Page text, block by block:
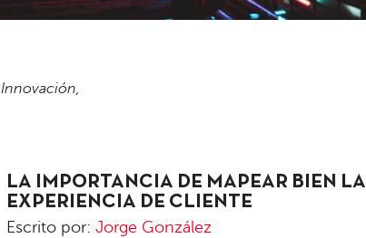
Innovación,
LA IMPORTANCIA DE MAPEAR BIEN LA
EXPERIENCIA DE CLIENTE
Escrito por: Jorge González